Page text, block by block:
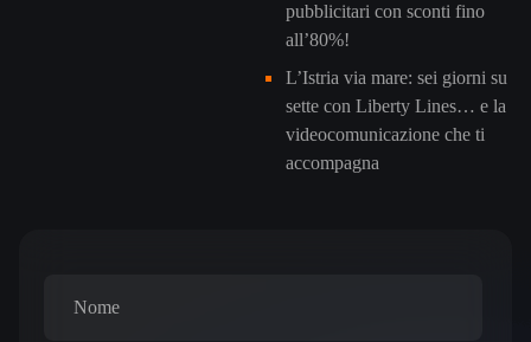
pubblicitari con sconti fino
all’80%!
L’Istria via mare: sei giorni su
sette con Liberty Lines… e la
videocomunicazione che ti
accompagna